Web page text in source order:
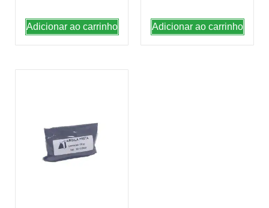
Adicionar ao carrinho Adicionar ao carrinho